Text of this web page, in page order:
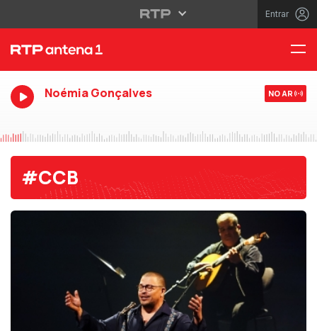
Entrar
Noémia Gonçalves NO AR
#CCB